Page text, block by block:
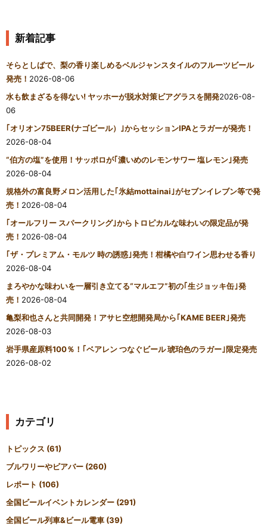
新着記事
そらとしばで、梨の香り楽しめるベルジャンスタイルのフルーツビール
発売！ 2026-08-06
水も飲まざるを得ない! ヤッホーが脱水対策ビアグラスを開発2026-08-
06
｢オリオン75BEER(ナゴビール）｣からセッションIPAとラガーが発売！
2026-08-04
“伯方の塩”を使用！サッポロが｢濃いめのレモンサワー 塩レモン｣発売
2026-08-04
規格外の富良野メロン活用した｢氷結mottainai｣がセブンイレブン等で発
売！ 2026-08-04
｢オールフリー スパークリング｣からトロピカルな味わいの限定品が発
売！ 2026-08-04
｢ザ・プレミアム・モルツ 時の誘惑｣発売！柑橘や白ワイン思わせる香り
2026-08-04
まろやかな味わいを一層引き立てる“マルエフ”初の｢生ジョッキ缶｣発
売！ 2026-08-04
亀梨和也さんと共同開発！アサヒ空想開発局から｢KAME BEER｣発売
2026-08-03
岩手県産原料100％！｢ベアレン つなぐビール 琥珀色のラガー｣限定発売
2026-08-02
カテゴリ
トピックス (61)
ブルワリーやビアバー (260)
レポート (106)
全国ビールイベントカレンダー (291)
全国ビール列車&ビール電車 (39)